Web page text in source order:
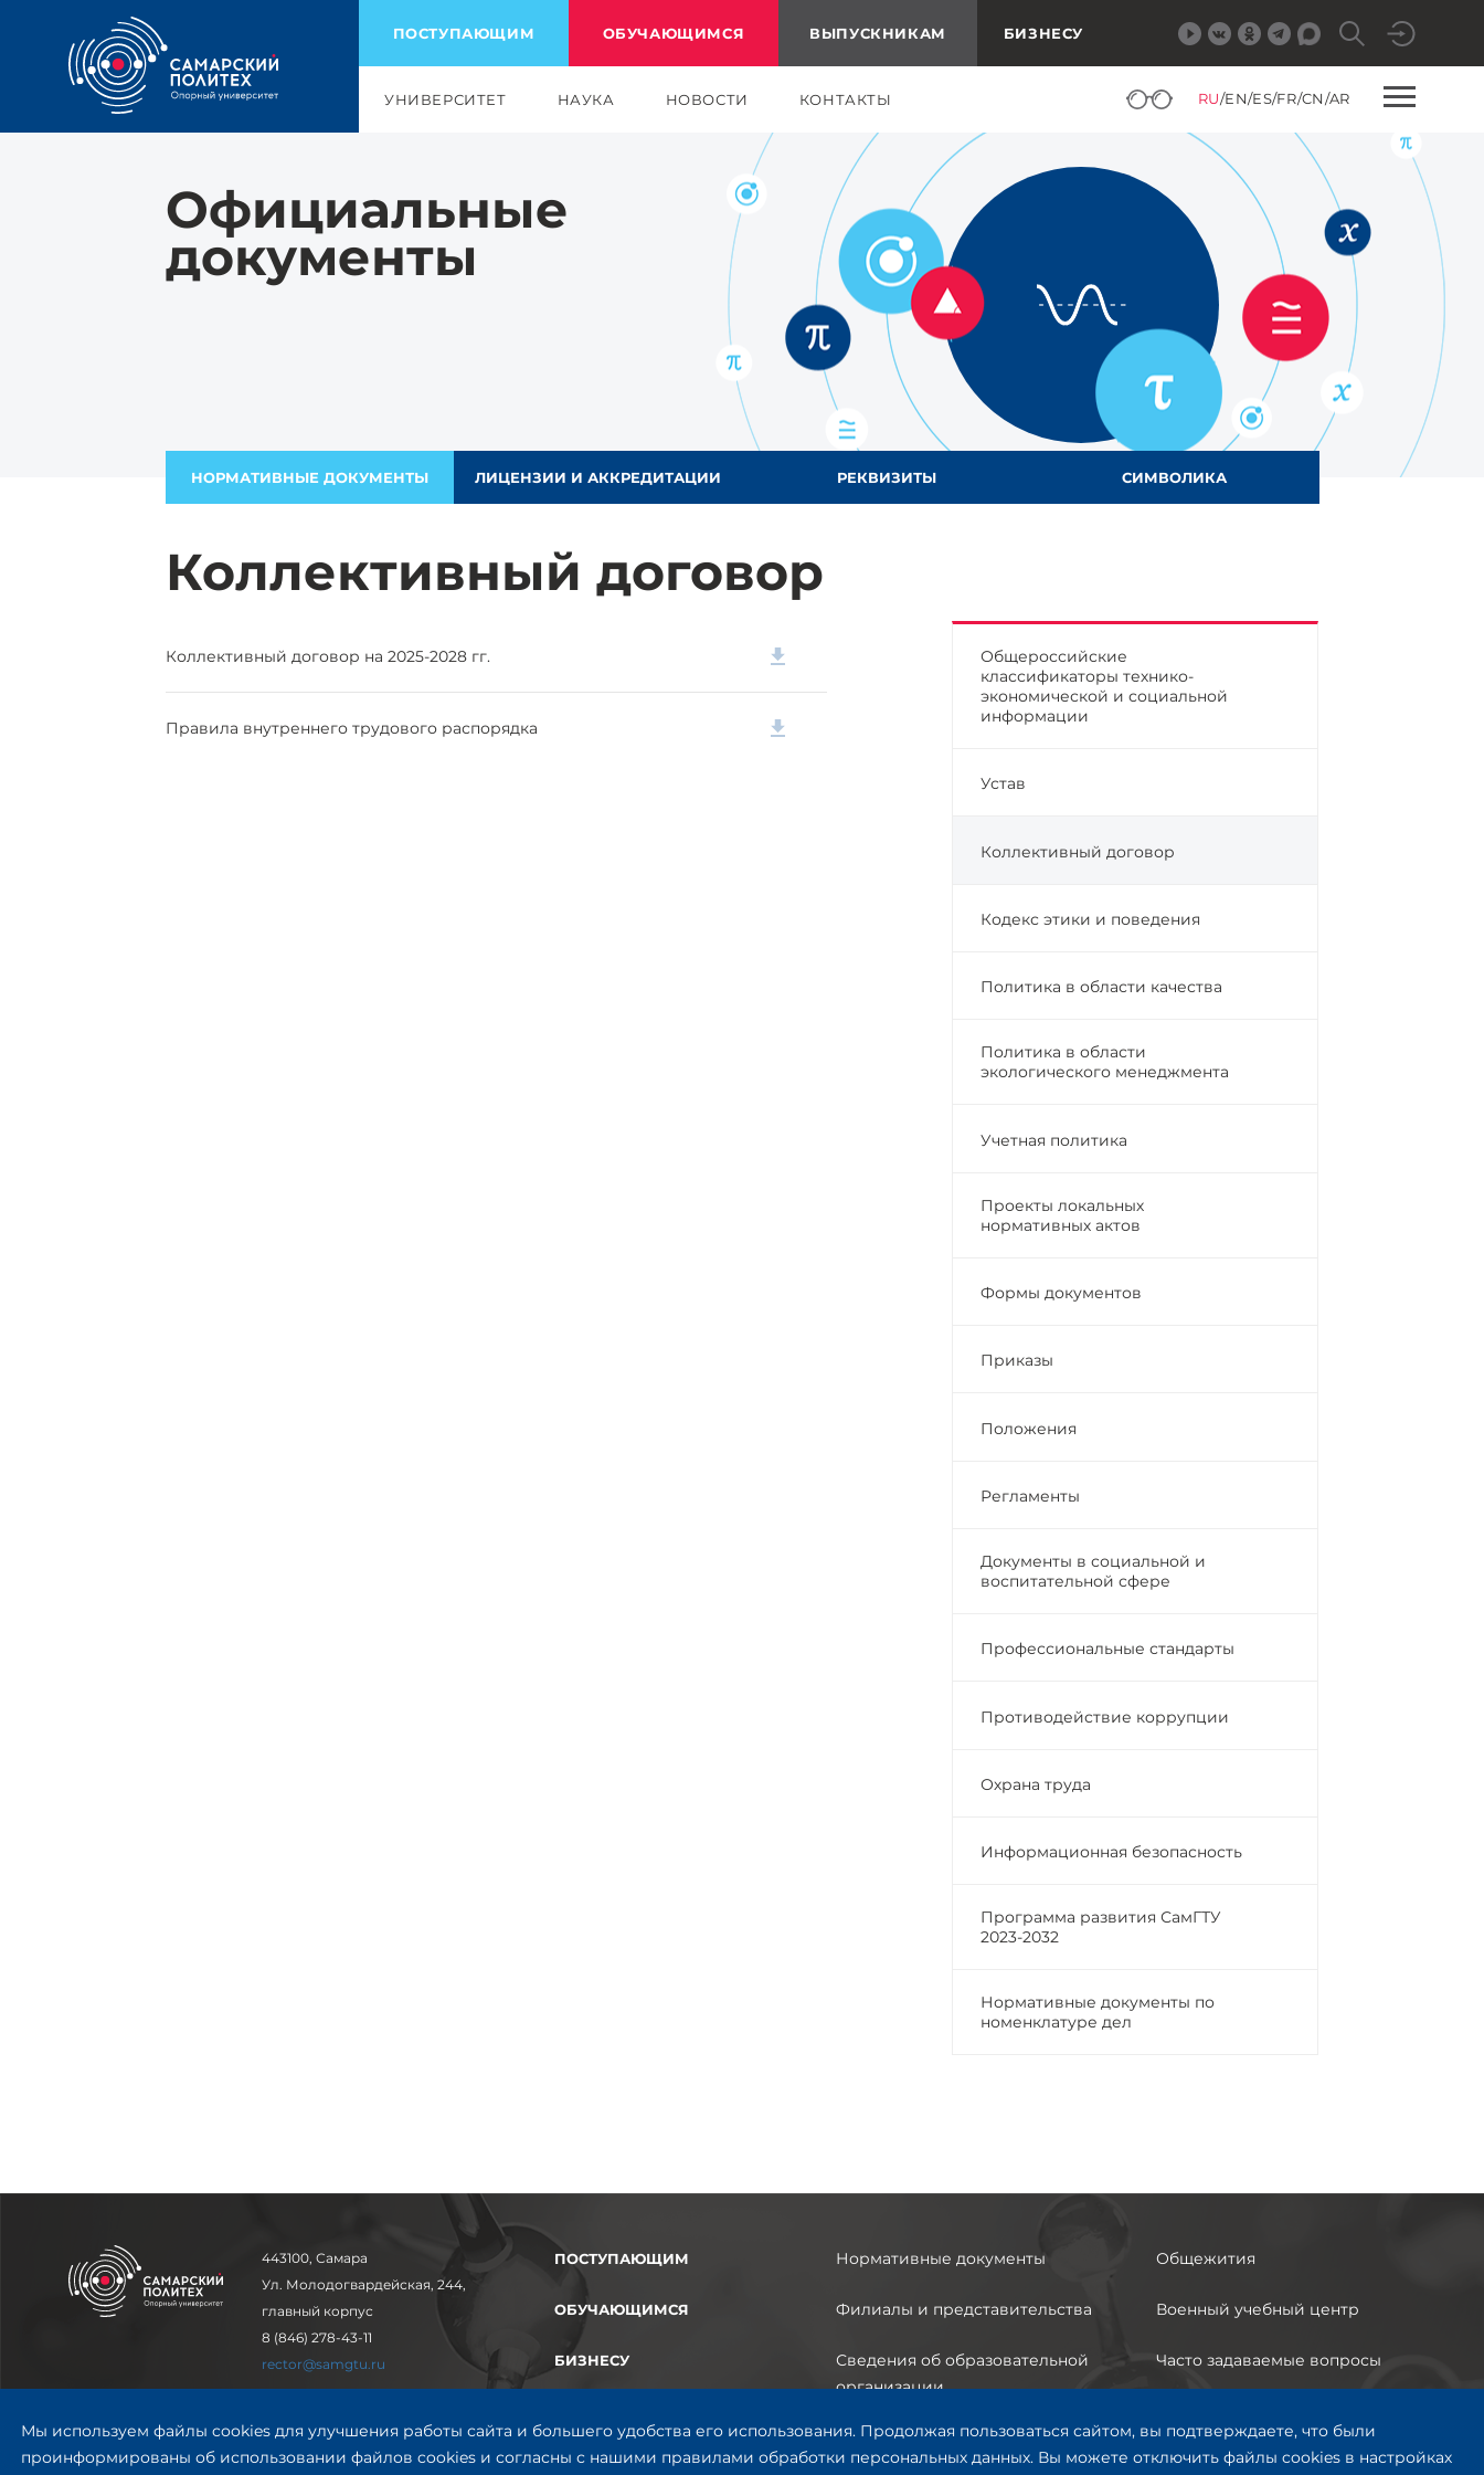
ПОСТУПАЮЩИМ ОБУЧАЮЩИМСЯ ВЫПУСКНИКАМ БИЗНЕСУ
УНИВЕРСИТЕТ НАУКА НОВОСТИ КОНТАКТЫ RU/EN/ES/FR/CN/AR
Официальные
документы
НОРМАТИВНЫЕ ДОКУМЕНТЫ ЛИЦЕНЗИИ И АККРЕДИТАЦИИ РЕКВИЗИТЫ СИМВОЛИКА
Коллективный договор
Коллективный договор на 2025-2028 гг.
Правила внутреннего трудового распорядка
Общероссийские
классификаторы технико-
экономической и социальной
информации
Устав
Коллективный договор
Кодекс этики и поведения
Политика в области качества
Политика в области
экологического менеджмента
Учетная политика
Проекты локальных
нормативных актов
Формы документов
Приказы
Положения
Регламенты
Документы в социальной и
воспитательной сфере
Профессиональные стандарты
Противодействие коррупции
Охрана труда
Информационная безопасность
Программа развития СамГТУ
2023-2032
Нормативные документы по
номенклатуре дел
Мы используем файлы cookies для улучшения работы сайта и большего удобства его использования. Продолжая пользоваться сайтом, вы подтверждаете, что были
проинформированы об использовании файлов cookies и согласны с нашими правилами обработки персональных данных. Вы можете отключить файлы cookies в настройках
443100, Самара
Ул. Молодогвардейская, 244,
главный корпус
8 (846) 278-43-11
rector@samgtu.ru
Приемная комиссия
ПОСТУПАЮЩИМ
ОБУЧАЮЩИМСЯ
БИЗНЕСУ
СТРУКТУРА
Нормативные документы
Филиалы и представительства
Сведения об образовательной
организации
Версия для людей с
ограниченными возможностями
Общежития
Военный учебный центр
Часто задаваемые вопросы
осуществления
образовательной